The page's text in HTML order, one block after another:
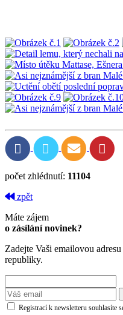
počet zhlédnutí: 11104
zpět
Máte zájem
o zásílání novinek?
Zadejte Vaši emailovou
republiky.
Registrací k newsletteru souhlasíte